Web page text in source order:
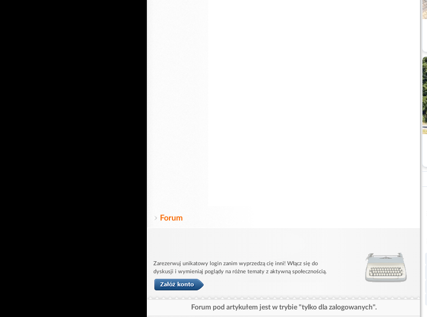
Forum
Zarezerwuj unikatowy login zanim wyprzedzą cię inni! Włącz się do
dyskusji i wymieniaj poglądy na różne tematy z aktywną społecznością.
Forum pod artykułem jest w trybie "tylko dla zalogowanych".